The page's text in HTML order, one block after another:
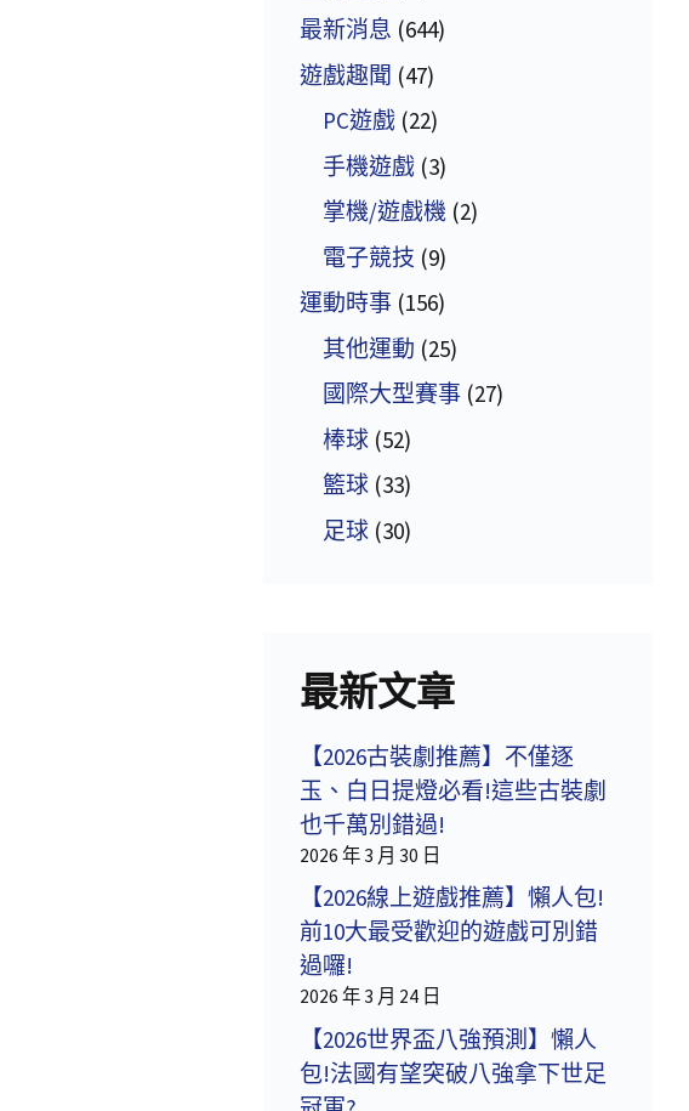
最新消息 (644)
遊戲趣聞 (47)
PC遊戲 (22)
手機遊戲 (3)
掌機/遊戲機 (2)
電子競技 (9)
運動時事 (156)
其他運動 (25)
國際大型賽事 (27)
棒球 (52)
籃球 (33)
足球 (30)
最新文章
【2026古裝劇推薦】不僅逐
玉、白日提燈必看!這些古裝劇
也千萬別錯過!
2026 年 3 月 30 日
【2026線上遊戲推薦】懶人包!
前10大最受歡迎的遊戲可別錯
過囉!
2026 年 3 月 24 日
【2026世界盃八強預測】懶人
包!法國有望突破八強拿下世足